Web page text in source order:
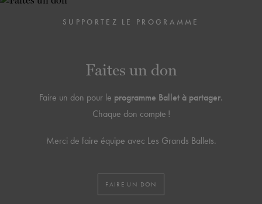
SUPPORTEZ LE PROGRAMME
Faites un don
Faire un don pour le programme Ballet à partager.
Chaque don compte !
Merci de faire équipe avec Les Grands Ballets.
FAIRE UN DON